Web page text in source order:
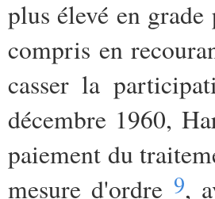
plus élevé en
compris en
casser la
décembre 1960,
paiement du
mesure d'ordre 9,